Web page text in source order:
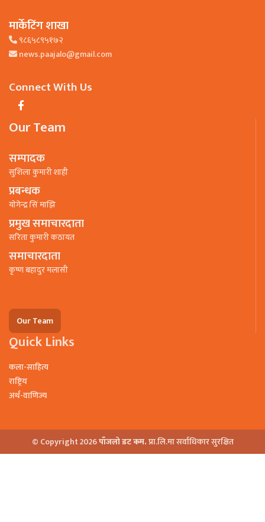
मार्केटिंग शाखा
९८६५८९५१७२
news.paajalo@gmail.com
Connect With Us
Our Team
सम्पादक
सुशिला कुमारी शाही
प्रबन्धक
याेगेन्द्र सिं माझि
प्रमुख समाचारदाता
सरिता कुमारी कठायत
समाचारदाता
कृष्ण बहादुर मलासी
Our Team
Quick Links
कला-साहित्य
राष्ट्रिय
अर्थ-वाणिज्य
© Copyright 2026पाँजलो डट कम.प्रा.लि.मा सर्वाधिकार सुरक्षित